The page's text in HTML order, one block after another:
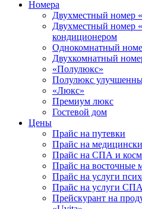
Номера
Двухместный номер
Двухместный номер
кондиционером
Однокомнатный
Двухкомнатный
«Полулюкс»
Полулюкс
«Люкс»
Премиум люкс
Гостевой дом
Цены
Прайс на путевки
Прайс на
Прайс на СПА и
Прайс на восточные
Прайс на услуги
Прайс на услуги
Прейскурант на